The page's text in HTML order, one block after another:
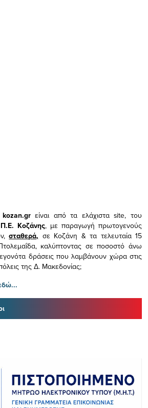
kozan.gr είναι από τα ελάχισταsite, του
Π.Ε. Κοζάνης, με παραγωγή πρωτογενούς
σταθερά, σε Κοζάνη & τα τελευταία 15
καλύπτοντας σε ποσοστό άνω
δράσεις που λαμβάνουν χώρα στις
της Δ. Μακεδονίας;